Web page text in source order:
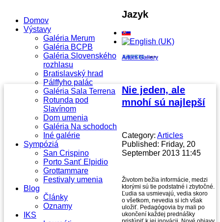
Domov
Výstavy
Galéria Merum
Galéria BCPB
Galéria Slovenského
rozhlasu
Bratislavský hrad
Pálffyho palác
Galéria Sala Terrena
Rotunda pod
Slavínom
Dom umenia
Galéria Na schodoch
Iné galérie
Sympóziá
San Crispino
Porto Sant' Elpidio
Grottammare
Festivaly umenia
Blog
Články
Oznamy
IKS
Jazyk
Artem Gallery
Nie jeden, ale
mnohí sú najlepší
Category: Articles
Published: Friday, 20
September 2013 11:45
Životom bežia informácie, medzi
ktorými sú tie podstatné i zbytočné.
Ľudia sa usmievajú, vedia skoro
o všetkom, nevedia si ich však
uložiť. Pedagógovia by mali po
ukončení každej prednášky